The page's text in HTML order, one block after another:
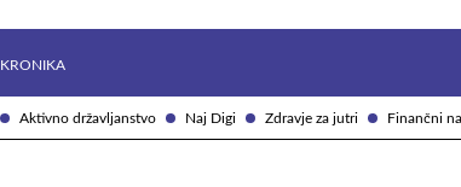
Aktivno državljanstvo Naj Digi Zdravje za jutri Finančni
KRONIKA